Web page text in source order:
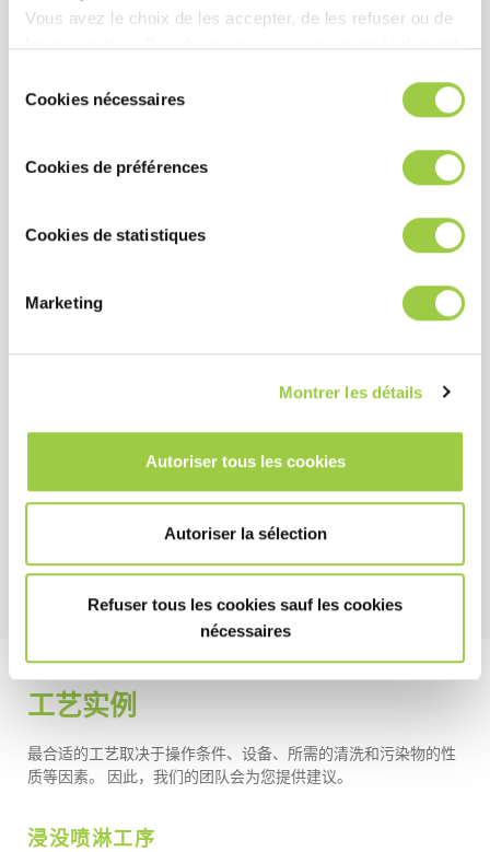
Vous avez le choix de les accepter, de les refuser ou de
les paramétrer.​ Pas de panique, vous pourrez également
cookies.​ ​ ​
duCookies nécessaires
Cookies de préférences
Cookies de statistiques
Marketing
Montrer les détails
Autoriser tous les cookies
Autoriser la sélection
Refuser tous les cookies sauf les cookies
nécessaires
表现
对回流有机化合物具有出色的溶解性
成本
出色的使用寿命
健康安全环境
无毒且无 CMR 物质
低环境影响
工艺实例
最合适的工艺取决于操作条件、设备、所需的清洗和污染物的性
质等因素。 因此，我们的团队会为您提供建议。
浸没喷淋工序